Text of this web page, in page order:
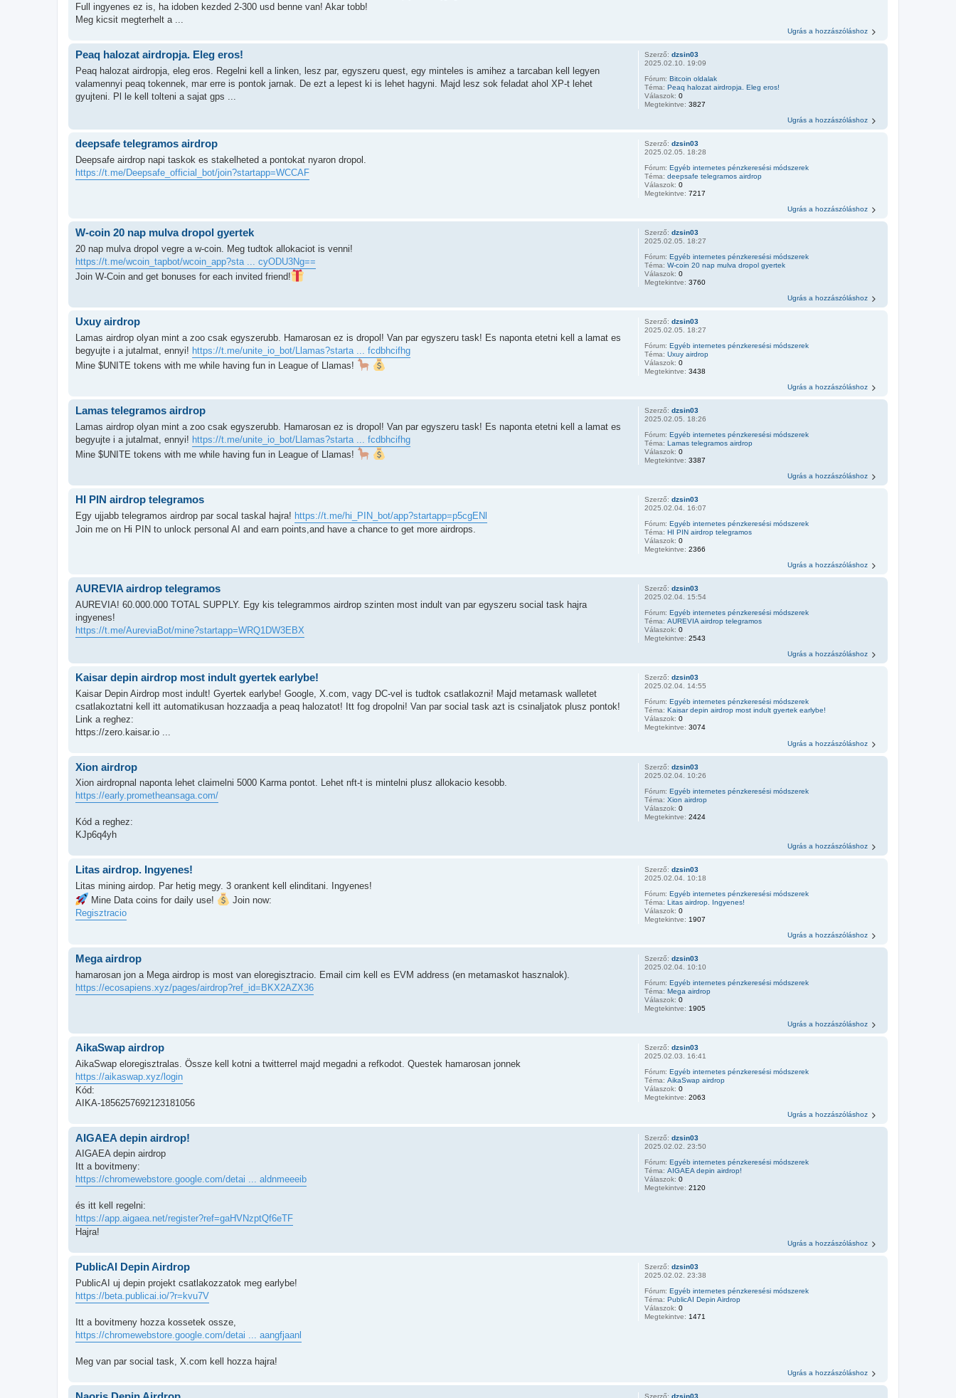
Full ingyenes ez is, ha idoben kezded 2-300 usd benne van! Akar tobb!
Meg kicsit megterhelt a ...
Ugrás a hozzászóláshoz
Szerző:dzsin03
2025.02.10. 19:09
Fórum:Bitcoin oldalak
Téma:Peaq halozat airdropja. Eleg eros!
Válaszok:0
Megtekintve:3827
Peaq halozat airdropja. Eleg eros!
Peaq halozat airdropja, eleg eros. Regelni kell a linken, lesz par, egyszeru quest, egy minteles is amihez a tarcaban kell legyen
valamennyi peaq tokennek, mar erre is pontok jarnak. De ezt a lepest ki is lehet hagyni. Majd lesz sok feladat ahol XP-t lehet
gyujteni. Pl le kell tolteni a sajat gps ...
Ugrás a hozzászóláshoz
Szerző:dzsin03
2025.02.05. 18:28
Fórum:Egyéb internetes pénzkeresési módszerek
Téma:deepsafe telegramos airdrop
Válaszok:0
Megtekintve:7217
deepsafe telegramos airdrop
Deepsafe airdrop napi taskok es stakelheted a pontokat nyaron dropol.
https://t.me/Deepsafe_official_bot/join?startapp=WCCAF
Ugrás a hozzászóláshoz
Szerző:dzsin03
2025.02.05. 18:27
Fórum:Egyéb internetes pénzkeresési módszerek
Téma:W-coin 20 nap mulva dropol gyertek
Válaszok:0
Megtekintve:3760
W-coin 20 nap mulva dropol gyertek
20 nap mulva dropol vegre a w-coin. Meg tudtok allokaciot is venni!
https://t.me/wcoin_tapbot/wcoin_app?sta ... cyODU3Ng==
Join W-Coin and get bonuses for each invited friend!
Ugrás a hozzászóláshoz
Szerző:dzsin03
2025.02.05. 18:27
Fórum:Egyéb internetes pénzkeresési módszerek
Téma:Uxuy airdrop
Válaszok:0
Megtekintve:3438
Uxuy airdrop
Lamas airdrop olyan mint a zoo csak egyszerubb. Hamarosan ez is dropol! Van par egyszeru task! Es naponta etetni kell a lamat es
begyujte i a jutalmat, ennyi! https://t.me/unite_io_bot/Llamas?starta ... fcdbhcifhg
Mine $UNITE tokens with me while having fun in League of Llamas!
Ugrás a hozzászóláshoz
Szerző:dzsin03
2025.02.05. 18:26
Fórum:Egyéb internetes pénzkeresési módszerek
Téma:Lamas telegramos airdrop
Válaszok:0
Megtekintve:3387
Lamas telegramos airdrop
Lamas airdrop olyan mint a zoo csak egyszerubb. Hamarosan ez is dropol! Van par egyszeru task! Es naponta etetni kell a lamat es
begyujte i a jutalmat, ennyi! https://t.me/unite_io_bot/Llamas?starta ... fcdbhcifhg
Mine $UNITE tokens with me while having fun in League of Llamas!
Ugrás a hozzászóláshoz
Szerző:dzsin03
2025.02.04. 16:07
Fórum:Egyéb internetes pénzkeresési módszerek
Téma:HI PIN airdrop telegramos
Válaszok:0
Megtekintve:2366
HI PIN airdrop telegramos
Egy ujjabb telegramos airdrop par socal taskal hajra! https://t.me/hi_PIN_bot/app?startapp=p5cgENl
Join me on Hi PIN to unlock personal AI and earn points,and have a chance to get more airdrops.
Ugrás a hozzászóláshoz
Szerző:dzsin03
2025.02.04. 15:54
Fórum:Egyéb internetes pénzkeresési módszerek
Téma:AUREVIA airdrop telegramos
Válaszok:0
Megtekintve:2543
AUREVIA airdrop telegramos
AUREVIA! 60.000.000 TOTAL SUPPLY. Egy kis telegrammos airdrop szinten most indult van par egyszeru social task hajra
ingyenes!
https://t.me/AureviaBot/mine?startapp=WRQ1DW3EBX
Ugrás a hozzászóláshoz
Szerző:dzsin03
2025.02.04. 14:55
Fórum:Egyéb internetes pénzkeresési módszerek
Téma:Kaisar depin airdrop most indult gyertek earlybe!
Válaszok:0
Megtekintve:3074
Kaisar depin airdrop most indult gyertek earlybe!
Kaisar Depin Airdrop most indult! Gyertek earlybe! Google, X.com, vagy DC-vel is tudtok csatlakozni! Majd metamask walletet
csatlakoztatni kell itt automatikusan hozzaadja a peaq halozatot! Itt fog dropolni! Van par social task azt is csinaljatok plusz pontok!
Link a reghez:
https://zero.kaisar.io ...
Ugrás a hozzászóláshoz
Szerző:dzsin03
2025.02.04. 10:26
Fórum:Egyéb internetes pénzkeresési módszerek
Téma:Xion airdrop
Válaszok:0
Megtekintve:2424
Xion airdrop
Xion airdropnal naponta lehet claimelni 5000 Karma pontot. Lehet nft-t is mintelni plusz allokacio kesobb.
https://early.prometheansaga.com/
Kód a reghez:
KJp6q4yh
Ugrás a hozzászóláshoz
Szerző:dzsin03
2025.02.04. 10:18
Fórum:Egyéb internetes pénzkeresési módszerek
Téma:Litas airdrop. Ingyenes!
Válaszok:0
Megtekintve: 1907
Litas airdrop. Ingyenes!
Litas mining airdop. Par hetig megy. 3 orankent kell elinditani. Ingyenes!
Mine Data coins for daily use!
Join now:
Regisztracio
Ugrás a hozzászóláshoz
Szerző:dzsin03
2025.02.04. 10:10
Fórum:Egyéb internetes pénzkeresési módszerek
Téma:Mega airdrop
Válaszok:0
Megtekintve: 1905
Mega airdrop
hamarosan jon a Mega airdrop is most van eloregisztracio. Email cim kell es EVM address (en metamaskot hasznalok).
https://ecosapiens.xyz/pages/airdrop?ref_id=BKX2AZX36
Ugrás a hozzászóláshoz
Szerző:dzsin03
2025.02.03. 16:41
Fórum:Egyéb internetes pénzkeresési módszerek
Téma:AikaSwap airdrop
Válaszok:0
Megtekintve:2063
AikaSwap airdrop
AikaSwap eloregisztralas. Össze kell kotni a twitterrel majd megadni a refkodot. Questek hamarosan jonnek
https://aikaswap.xyz/login
Kód:
AIKA-1856257692123181056
Ugrás a hozzászóláshoz
Szerző:dzsin03
2025.02.02. 23:50
Fórum:Egyéb internetes pénzkeresési módszerek
Téma:AIGAEA depin airdrop!
Válaszok:0
Megtekintve:2120
AIGAEA depin airdrop!
AIGAEA depin airdrop
Itt a bovitmeny:
https://chromewebstore.google.com/detai ... aldnmeeeib
és itt kell regelni:
https://app.aigaea.net/register?ref=gaHVNzptQf6eTF
Hajra!
Ugrás a hozzászóláshoz
Szerző:dzsin03
2025.02.02. 23:38
Fórum:Egyéb internetes pénzkeresési módszerek
Téma:PublicAI Depin Airdrop
Válaszok:0
Megtekintve: 1471
PublicAI Depin Airdrop
PublicAI uj depin projekt csatlakozzatok meg earlybe!
https://beta.publicai.io/?r=kvu7V
Itt a bovitmeny hozza kossetek ossze,
https://chromewebstore.google.com/detai ... aangfjaanl
Meg van par social task, X.com kell hozza hajra!
Ugrás a hozzászóláshoz
Szerző:dzsin03